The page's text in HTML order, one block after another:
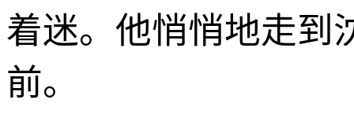
着迷。他悄悄地走到
前。